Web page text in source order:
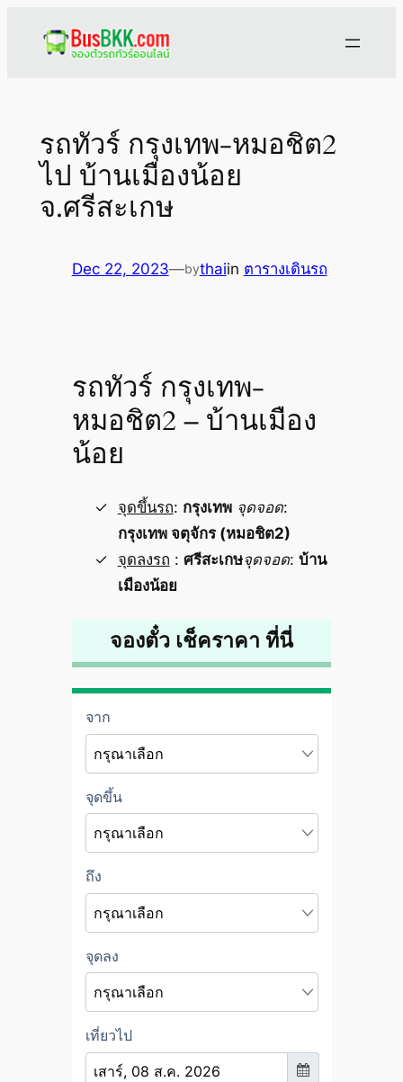
รถทัวร์ กรุงเทพ-หมอชิต2
ไป บ้านเมืองน้อย
จ.ศรีสะเกษ
Dec 22, 2023—bythaiin ตารางเดินรถ
รถทัวร์ กรุงเทพ-
หมอชิต2 – บ้านเมือง
น้อย
จุดขึ้นรถ: กรุงเทพ จุดจอด:
กรุงเทพ จตุจักร (หมอชิต2)
จุดลงรถ : ศรีสะเกษจุดจอด: บ้าน
เมืองน้อย
จองตั๋ว เช็คราคา ที่นี่